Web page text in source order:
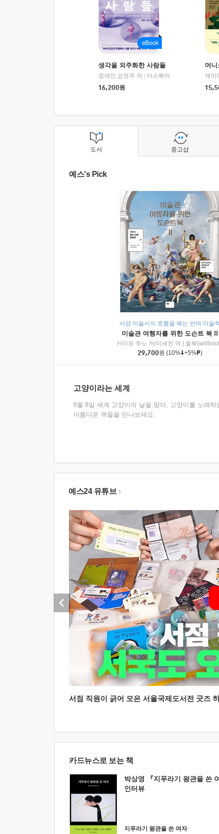
생각을 외주화한 사람들
정재민,김영주 저
더스퀘어
16,200원
머
도서
예스's Pick
서양 미술사의 흐름을 꿰는 반려 미술
미술관 여행자를 위한 도슨트 북 II
카미유 주노 저/이세진 역
윌북
29,700원 (10% +5% )
고양이라는 세계
8월 8일 세계 고양이의 날을 맞아, 고양이를 노래하
아름다운 책들을 만나보세요.
중고샵
예스24 유튜브
서점 직원이 긁어 모은 서울국제도서전 굿즈
카드뉴스로 보는 책
박상영 『지푸라기 왕관을 쓴
인터뷰
지푸라기 왕관을 쓴 여자